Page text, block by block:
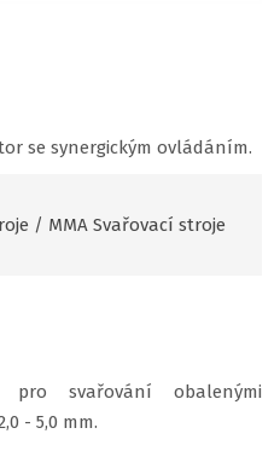
se synergickým ovládáním.
/ MMA Svařovací stroje
svařování obalenými
- 5,0 mm.